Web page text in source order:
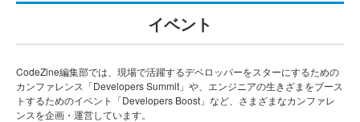
イベント
CodeZine編集部では、現場で活躍するデベロッパーをスターにするための
カンファレンス「Developers Summit」や、エンジニアの生きざまをブース
トするためのイベント「Developers Boost」など、さまざまなカンファレ
ンスを企画・運営しています。